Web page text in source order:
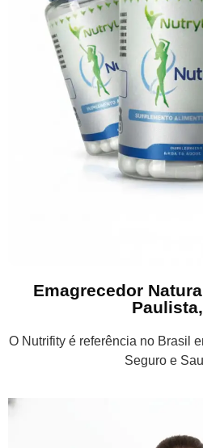
Emagrecedor
O Nutrifity é referência no Brasil
Seguro e